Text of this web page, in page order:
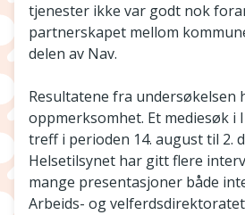
tjenester ikke var godt nok
partnerskapet mellom
delen av Nav.
Resultatene fra undersøkelsen
oppmerksomhet. Et mediesøk i
treff i perioden 14. august til 2.
Helsetilsynet har gitt flere
mange presentasjoner både
Arbeids- og